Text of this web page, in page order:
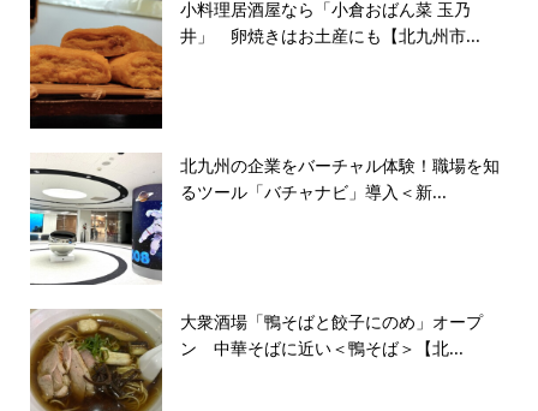
小料理居酒屋なら「小倉おばん菜 玉乃
井」 卵焼きはお土産にも【北九州市...
北九州の企業をバーチャル体験！職場を知
るツール「バチャナビ」導入＜新...
大衆酒場「鴨そばと餃子にのめ」オープ
ン 中華そばに近い＜鴨そば＞【北...